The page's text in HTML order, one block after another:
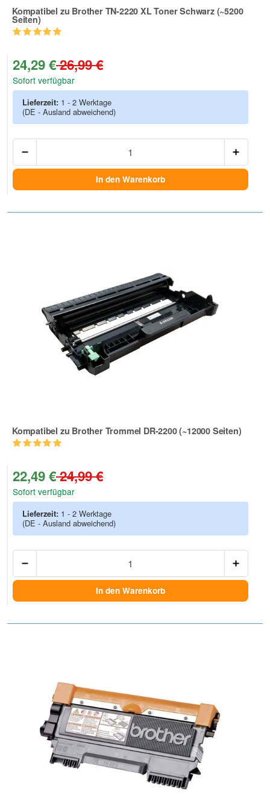
Kompatibel zu Brother TN-2220 XL Toner Schwarz (~5200
Seiten)
24,29 €26,99 €
Sofort verfügbar
Lieferzeit: 1 - 2 Werktage
(DE - Ausland abweichend)
In den Warenkorb
Kompatibel zu Brother Trommel DR-2200 (~12000 Seiten)
22,49 €24,99 €
Sofort verfügbar
Lieferzeit: 1 - 2 Werktage
(DE - Ausland abweichend)
In den Warenkorb